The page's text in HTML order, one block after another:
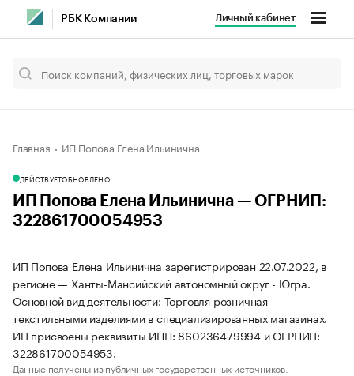
РБК Компании Личный кабинет
Главная ИП Попова Елена Ильинична
ДЕЙСТВУЕТОБНОВЛЕНО
ИП Попова Елена Ильинична — ОГРНИП:
322861700054953
ИП Попова Елена Ильинична зарегистрирован 22.07.2022, в
регионе — Ханты-Мансийский автономный округ - Югра.
Основной вид деятельности: Торговля розничная
текстильными изделиями в специализированных магазинах.
ИП присвоены реквизиты ИНН: 860236479994 и ОГРНИП:
322861700054953.
Данные получены из публичных государственных источников.